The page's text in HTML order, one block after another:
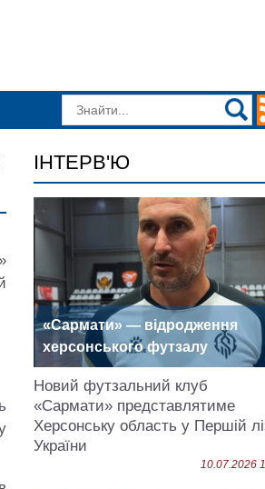
ІНТЕРВ'Ю
«Сармати» — відродження
херсонського футзалу
Новий футзальний клуб
«Сармати» представлятиме
Херсонську область у Першій
України
10.07.2026